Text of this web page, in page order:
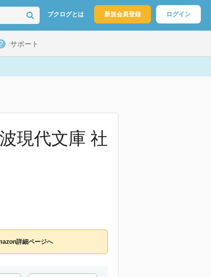
ブクログとは 新規会員登録 ログイン
サポート
現代文庫 社
詳細ページへ